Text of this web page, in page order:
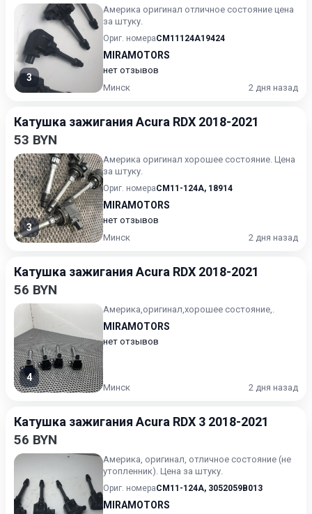
3
Америка оригинал отличное состояние цена
за штуку.
Ориг. номераCM11124A19424
MIRAMOTORS
нет отзывов
Минск
2 дня назад
Катушка зажигания Acura RDX 2018-2021
53 BYN
3
Америка оригинал хорошее состояние. Цена
за штуку.
Ориг. номераCM11-124A, 18914
MIRAMOTORS
нет отзывов
Минск
2 дня назад
Катушка зажигания Acura RDX 2018-2021
56 BYN
4
Америка,оригинал,хорошее состояние,.
MIRAMOTORS
нет отзывов
Минск 2 дня назад
Катушка зажигания Acura RDX 3 2018-2021
56 BYN
Америка, оригинал, отличное состояние (не
утопленник). Цена за штуку.
Ориг. номераCM11-124A, 3052059B013
MIRAMOTORS